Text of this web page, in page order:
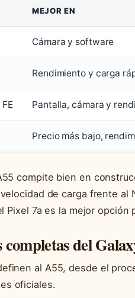
MEJOR EN
Cámara y software
Rendimiento y carga
Pantalla, cámara y
Precio más bajo,
compite bien en
de carga frente al
Pixel 7a es la mejor opción
completas del
al A55, desde el
oficiales.